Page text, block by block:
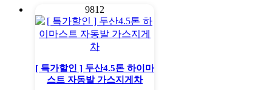
9812
[ 특가할인 ] 두산4.5톤 하이마
스트 자동발 가스지게차